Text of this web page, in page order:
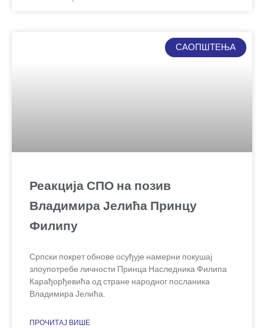
САОПШТЕЊА
Реакција СПО на позив
Владимира Јелића Принцу
Филипу
Српски покрет обнове осуђује намерни покушај
злоупотребе личности Принца Наследника Филипа
Карађорђевића од стране народног посланика
Владимира Јелића.
ПРОЧИТАЈ ВИШЕ